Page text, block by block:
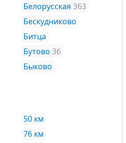
Белорусская 363
Бескудниково
Битца
Бутово 36
Быково
50 км
76 км